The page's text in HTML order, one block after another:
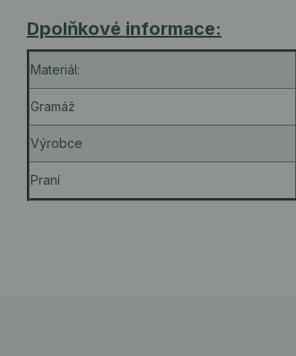
Dpolňkové informace:
Materiál:
Gramáž
Výrobce
Praní